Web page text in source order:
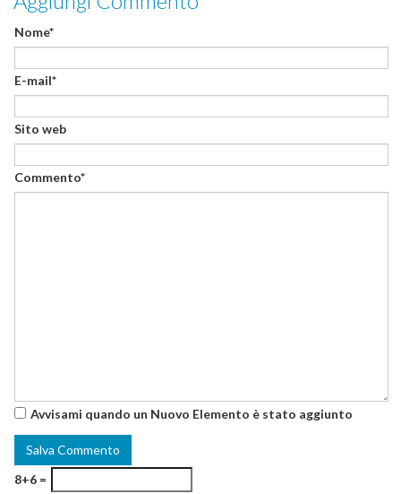
Nome*
E-mail*
Sito web
Commento*
Avvisami quando un Nuovo Elemento è stato aggiunto
8+6 =